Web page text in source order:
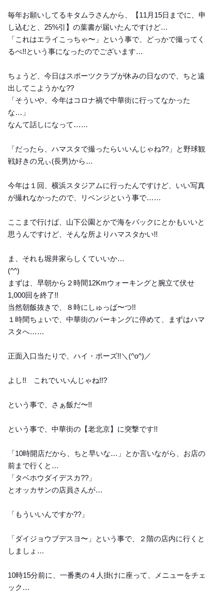
毎年お願いしてるキタムラさんから、【11月15日までに、申
し込むと、25%引】の葉書が届いたんですけど…
「これはエライこっちゃ〜」という事で、どっかで撮ってく
るべ!!という事になったのでございます…
ちょうど、今日はスポーツクラブが休みの日なので、ちと遠
出してこようかな??
「そういや、今年はコロナ禍で中華街に行ってなかった
な…」
なんて話しになって……
「だったら、ハマスタで撮ったらいいんじゃね??」と野球観
戦好きの兄ぃ(長男)から…
今年は１回、横浜スタジアムに行ったんですけど、いい写真
が撮れなかったので、リベンジという事で……
ここまで行けば、山下公園とかで海をバックにとかもいいと
思うんですけど、そんな所よりハマスタかい!!
ま、それも堀井家らしくていいか…
(^^)
まずは、早朝から２時間12Kmウォーキングと腕立て伏せ
1,000回を終了!!
当然朝飯抜きで、８時にしゅっば〜つ!!
１時間ちょいで、中華街のパーキングに停めて、まずはハマ
スタへ……
正面入口当たりで、ハイ・ポーズ!!＼(^o^)／
よし!! これでいいんじゃね!!?
という事で、さぁ飯だ〜!!
という事で、中華街の【老北京】に突撃です!!
「10時開店だから、ちと早いな…」とか言いながら、お店の
前まで行くと…
「タベホウダイデスカ??」
とオッカサンの店員さんが…
「もういいんですか??」
「ダイジョウブデスヨ〜」という事で、２階の店内に行くと
しましょ…
10時15分前に、一番奥の４人掛けに座って、メニューをチェ
ック…